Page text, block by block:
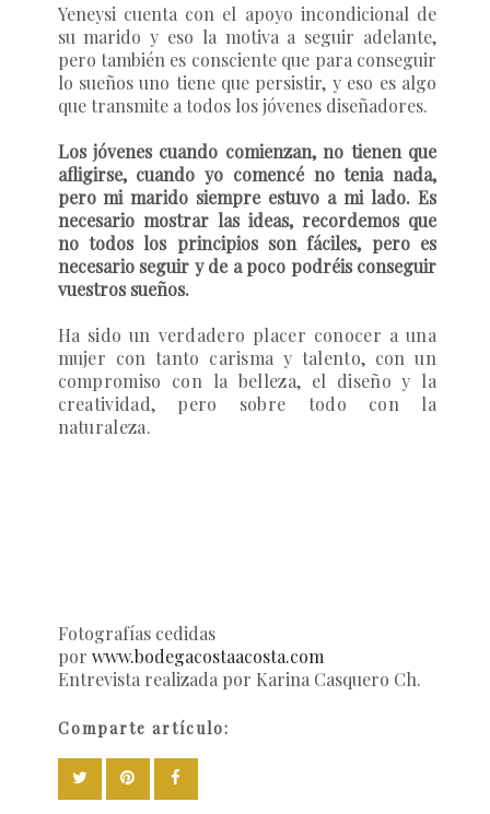
Yeneysi cuenta con el apoyo incondicional de
su marido y eso la motiva a seguir adelante,
pero también es consciente que para conseguir
lo sueños uno tiene que persistir, y eso es algo
que transmite a todos los jóvenes diseñadores.
Los jóvenes cuando comienzan, no tienen que
afligirse, cuando yo comencé no tenia nada,
pero mi marido siempre estuvo a mi lado. Es
necesario mostrar las ideas, recordemos que
no todos los principios son fáciles, pero es
necesario seguir y de a poco podréis conseguir
vuestros sueños.
Ha sido un verdadero placer conocer a una
mujer con tanto carisma y talento, con un
compromiso con la belleza, el diseño y la
creatividad, pero sobre todo con la
naturaleza.
Fotografías cedidas
por www.bodegacostaacosta.com
Entrevista realizada por Karina Casquero Ch.
Comparte artículo: